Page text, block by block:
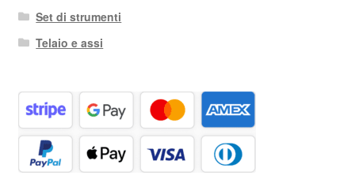
Set di strumenti
Telaio e assi